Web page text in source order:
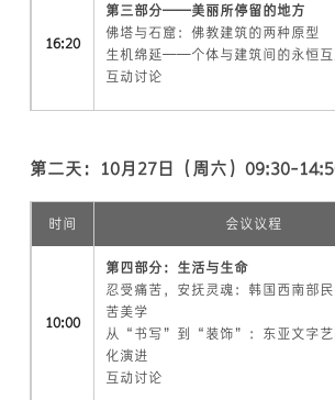
16:20
第三部分——美丽所停留的地方
佛塔与石窟：佛教建筑的两种原型
生机绵延——个体与建筑间的永恒互
互动讨论
第二天：10月27日（周六）09:30-
时间 会议议程
10:00
第四部分：生活与生命
忍受痛苦，安抚灵魂：韩国西南部
苦美学
从“书写”到“装饰”：东亚文字艺
化演进
互动讨论